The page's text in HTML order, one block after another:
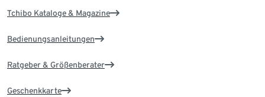
Tchibo Kataloge & Magazine
Bedienungsanleitungen
Ratgeber & Größenberater
Geschenkkarte